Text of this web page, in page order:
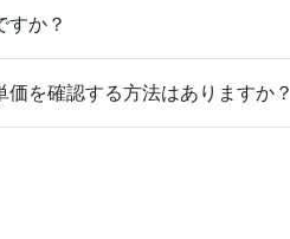
か？
を確認する方法はありますか？